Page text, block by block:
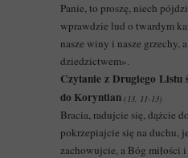
Panie, to proszę, niech
wprawdzie lud o twardym
nasze winy i nasze grzechy,
dziedzictwem».
Czytanie z Drugiego Listu
do Koryntian (13, 11-13)
Bracia, radujcie się, dążcie
pokrzepiajcie się na duchu,
zachowujcie, a Bóg miłości